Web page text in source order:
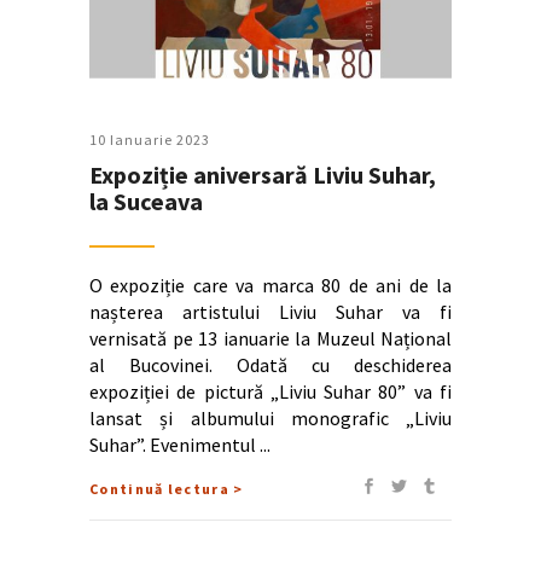
10 Ianuarie 2023
Expoziție aniversară Liviu Suhar,
la Suceava
O expoziție care va marca 80 de ani de la
nașterea artistului Liviu Suhar va fi
vernisată pe 13 ianuarie la Muzeul Național
al Bucovinei. Odată cu deschiderea
expoziției de pictură „Liviu Suhar 80” va fi
lansat și albumului monografic „Liviu
Suhar”. Evenimentul
Continuă lectura >